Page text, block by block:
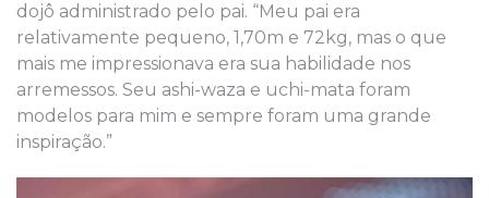
dojô administrado pelo pai. “Meu pai era
relativamente pequeno, 1,70m e 72kg, mas o que
mais me impressionava era sua habilidade nos
arremessos. Seu ashi-waza e uchi-mata foram
modelos para mim e sempre foram uma grande
inspiração.”